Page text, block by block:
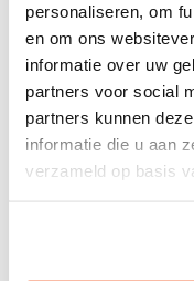
personaliseren, om
en om ons
informatie over uw
partners voor social
partners kunnen
informatie die u aan
verzameld op basis
Op Tom kun je
ervaring als
laboratoria en
als geen ander
in complexe
kwaliteiten
meerdere
pas kan